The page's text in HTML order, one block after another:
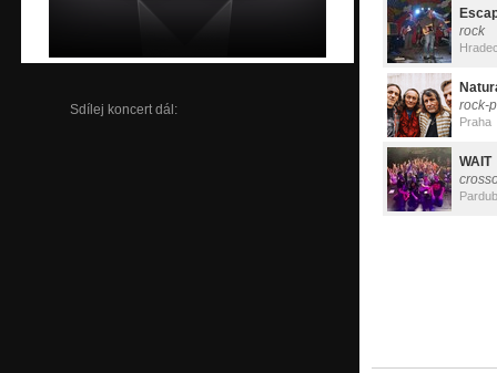
Sdílej koncert dál:
rock
rock-
Praha
WAIT